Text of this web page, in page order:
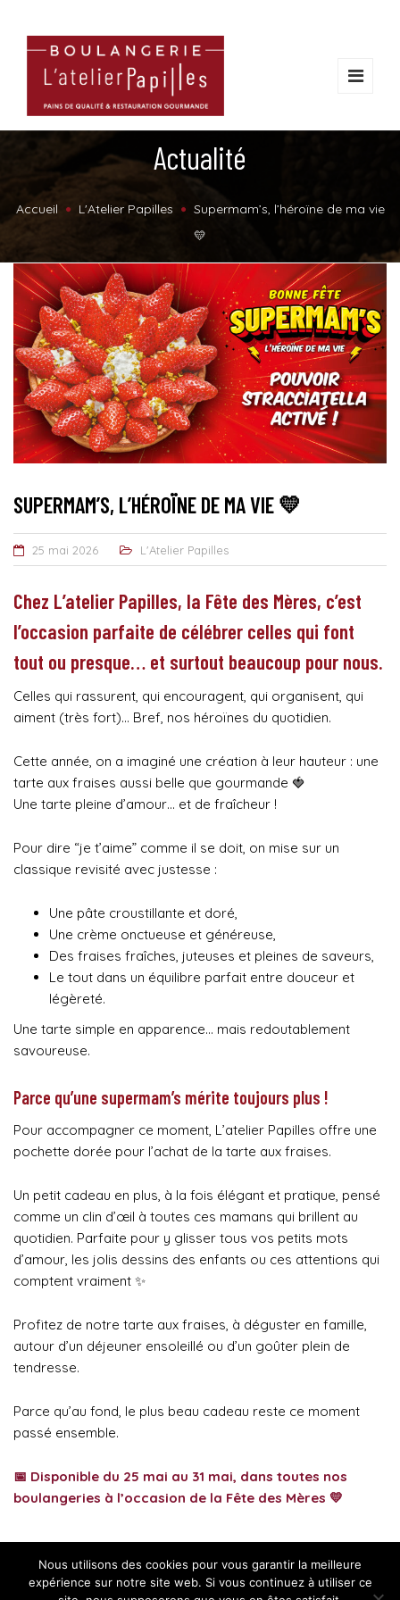
Actualité
Accueil L'Atelier Papilles
Supermam’s, l’héroïne de ma vie
💛
SUPERMAM’S, L’HÉROÏNE DE MA VIE 💛
25 mai 2026 L'Atelier Papilles
Chez L’atelier Papilles, la Fête des Mères, c’est
l’occasion parfaite de célébrer celles qui font
tout ou presque… et surtout beaucoup pour nous.
Celles qui rassurent, qui encouragent, qui organisent, qui
aiment (très fort)… Bref, nos héroïnes du quotidien.
Cette année, on a imaginé une création à leur hauteur : une
tarte aux fraises aussi belle que gourmande 🍓
Une tarte pleine d’amour… et de fraîcheur !
Pour dire “je t’aime” comme il se doit, on mise sur un
classique revisité avec justesse :
Une pâte croustillante et doré,
Une crème onctueuse et généreuse,
Des fraises fraîches, juteuses et pleines de saveurs,
Le tout dans un équilibre parfait entre douceur et
légèreté.
Une tarte simple en apparence… mais redoutablement
savoureuse.
Parce qu’une supermam’s mérite toujours plus !
Pour accompagner ce moment, L’atelier Papilles offre une
pochette dorée pour l’achat de la tarte aux fraises.
Un petit cadeau en plus, à la fois élégant et pratique, pensé
comme un clin d’œil à toutes ces mamans qui brillent au
quotidien. Parfaite pour y glisser tous vos petits mots
d’amour, les jolis dessins des enfants ou ces attentions qui
comptent vraiment ✨
Profitez de notre tarte aux fraises, à déguster en famille,
autour d’un déjeuner ensoleillé ou d’un goûter plein de
tendresse.
Parce qu’au fond, le plus beau cadeau reste ce moment
passé ensemble.
📅 Disponible du 25 mai au 31 mai, dans toutes nos
boulangeries à l’occasion de la Fête des Mères 💛
Nous utilisons des cookies pour vous garantir la meilleure
expérience sur notre site web. Si vous continuez à utiliser ce